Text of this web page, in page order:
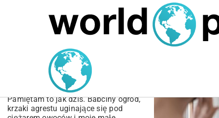
MARIUSZ ŁAMAGA 04.10.2025
Przepis na Agrest w
Cukrze – Domowy Sposób
na Przetwory
Pamiętam to jak dziś. Babciny ogród,
krzaki agrestu uginające się pod